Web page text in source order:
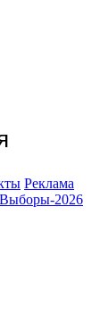
Реклама
Выборы-2026